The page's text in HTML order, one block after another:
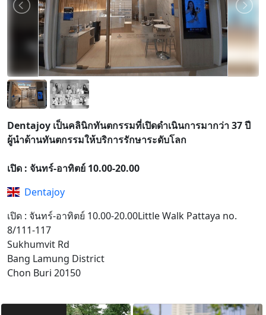
Dentajoy เป็นคลินิกทันตกรรมที่เปิดดำเนินการมากว่า 37 ปี
ผู้นำด้านทันตกรรมให้บริการรักษาระดับโลก
เปิด : จันทร์-อาทิตย์ 10.00-20.00
Dentajoy
เปิด : จันทร์-อาทิตย์ 10.00-20.00Little Walk Pattaya no.
8/111-117
Sukhumvit Rd
Bang Lamung District
Chon Buri 20150